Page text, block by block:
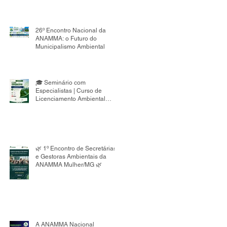
26º Encontro Nacional da
ANAMMA: o Futuro do
Municipalismo Ambiental
🎓 Seminário com
Especialistas | Curso de
Licenciamento Ambiental
🌿 1º Encontro de Secretárias
e Gestoras Ambientais da
ANAMMA Mulher/MG 🌿
A ANAMMA Nacional